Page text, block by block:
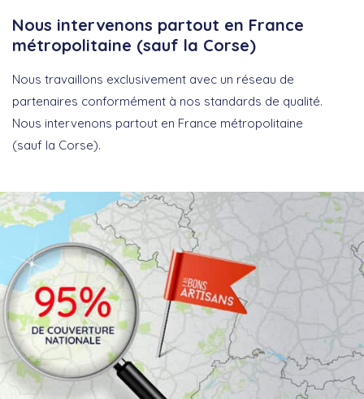
Nous intervenons partout en France
métropolitaine (sauf la Corse)
Nous travaillons exclusivement avec un réseau de
partenaires conformément à nos standards de qualité.
Nous intervenons partout en France métropolitaine
(sauf la Corse).